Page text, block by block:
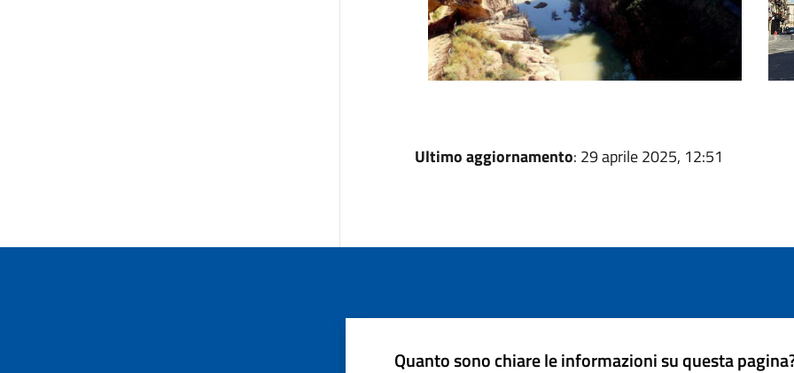
Ultimo aggiornamento: 29 aprile 2025, 12:51
Quanto sono chiare le informazioni su questa